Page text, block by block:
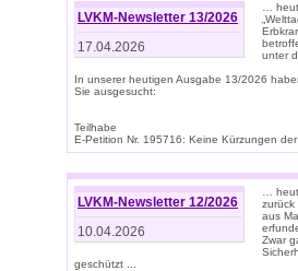
LVKM-Newsletter 13/2026
17.04.2026
…
unter
In unserer heutigen Ausgabe 13/2026
Sie ausgesucht:
Teilhabe
E-Petition Nr. 195716: Keine Kürzungen
LVKM-Newsletter 12/2026
10.04.2026
…
zurück
aus
Zwar
geschützt ...